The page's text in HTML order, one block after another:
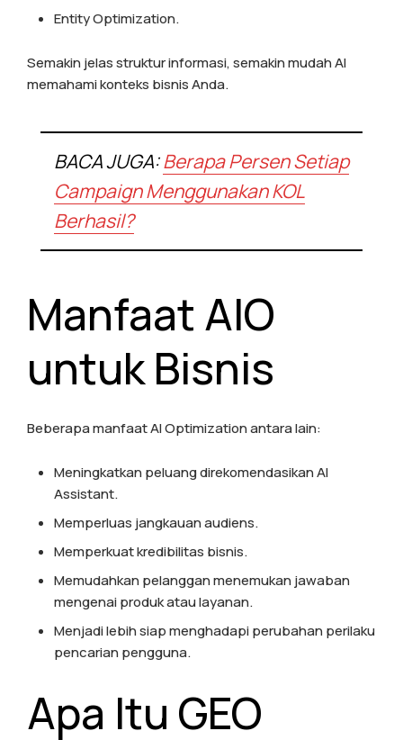
Entity Optimization.
Semakin jelas struktur informasi, semakin mudah AI
memahami konteks bisnis Anda.
BACA JUGA:Berapa Persen Setiap
Campaign Menggunakan KOL
Berhasil?
Manfaat AIO
untuk Bisnis
Beberapa manfaat AI Optimization antara lain:
Meningkatkan peluang direkomendasikan AI
Assistant.
Memperluas jangkauan audiens.
Memperkuat kredibilitas bisnis.
Memudahkan pelanggan menemukan jawaban
mengenai produk atau layanan.
Menjadi lebih siap menghadapi perubahan perilaku
pencarian pengguna.
Apa Itu GEO